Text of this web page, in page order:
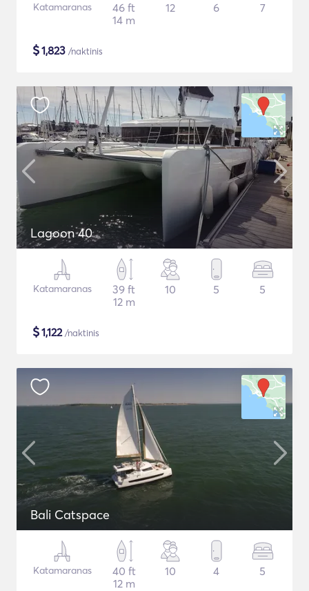
Katamaranas
46 ft
14 m
12 6 7
$1,823 /naktinis
Lagoon 40
Katamaranas
39 ft
12 m
10 5 5
$1,122/naktinis
Bali Catspace
Katamaranas
40 ft
12 m
10 4 5